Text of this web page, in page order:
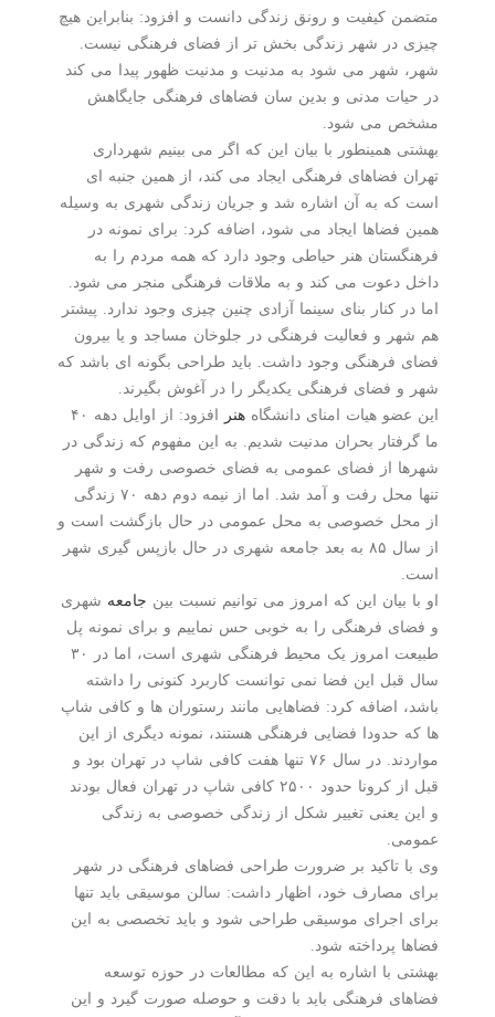
متضمن کیفیت و رونق زندگی دانست و افزود: بنابراین هیچ
چیزی در شهر زندگی بخش تر از فضای فرهنگی نیست.
شهر، شهر می شود به مدنیت و مدنیت ظهور پیدا می کند
در حیات مدنی و بدین سان فضاهای فرهنگی جایگاهش
مشخص می شود.
بهشتی همینطور با بیان این که اگر می بینیم شهرداری
تهران فضاهای فرهنگی ایجاد می کند، از همین جنبه ای
است که به آن اشاره شد و جریان زندگی شهری به وسیله
همین فضاها ایجاد می شود، اضافه کرد: برای نمونه در
فرهنگستان هنر حیاطی وجود دارد که همه مردم را به
داخل دعوت می کند و به ملاقات فرهنگی منجر می شود.
اما در کنار بنای سینما آزادی چنین چیزی وجود ندارد. پیشتر
هم شهر و فعالیت فرهنگی در جلوخان مساجد و یا بیرون
فضای فرهنگی وجود داشت. باید طراحی بگونه ای باشد که
شهر و فضای فرهنگی یکدیگر را در آغوش بگیرند.
این عضو هیات امنای دانشگاههنر
افزود: از اوایل دهه ۴۰
ما گرفتار بحران مدنیت شدیم. به این مفهوم که زندگی در
شهرها از فضای عمومی به فضای خصوصی رفت و شهر
تنها محل رفت و آمد شد. اما از نیمه دوم دهه ۷۰ زندگی
از محل خصوصی به محل عمومی در حال بازگشت است و
از سال ۸۵ به بعد جامعه شهری در حال بازپس گیری شهر
است.
او با بیان این که امروز می توانیم نسبت بینجامعهشهری
و فضای فرهنگی را به خوبی حس نماییم و برای نمونه پل
طبیعت امروز یک محیط فرهنگی شهری است، اما در ۳۰
سال قبل این فضا نمی توانست کاربرد کنونی را داشته
باشد، اضافه کرد: فضاهایی مانند رستوران ها و کافی شاپ
ها که حدودا فضایی فرهنگی هستند، نمونه دیگری از این
مواردند. در سال ۷۶ تنها هفت کافی شاپ در تهران بود و
قبل از کرونا حدود ۲۵۰۰ کافی شاپ در تهران فعال بودند
و این یعنی تغییر شکل از زندگی خصوصی به زندگی
عمومی.
وی با تاکید بر ضرورت طراحی فضاهای فرهنگی در شهر
برای مصارف خود، اظهار داشت: سالن موسیقی باید تنها
برای اجرای موسیقی طراحی شود و باید تخصصی به این
فضاها پرداخته شود.
بهشتی با اشاره به این که مطالعات در حوزه توسعه
فضاهای فرهنگی باید با دقت و حوصله صورت گیرد و این